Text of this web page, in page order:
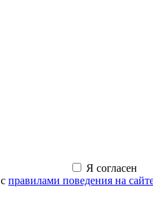
Я согласен
с правилами поведения на